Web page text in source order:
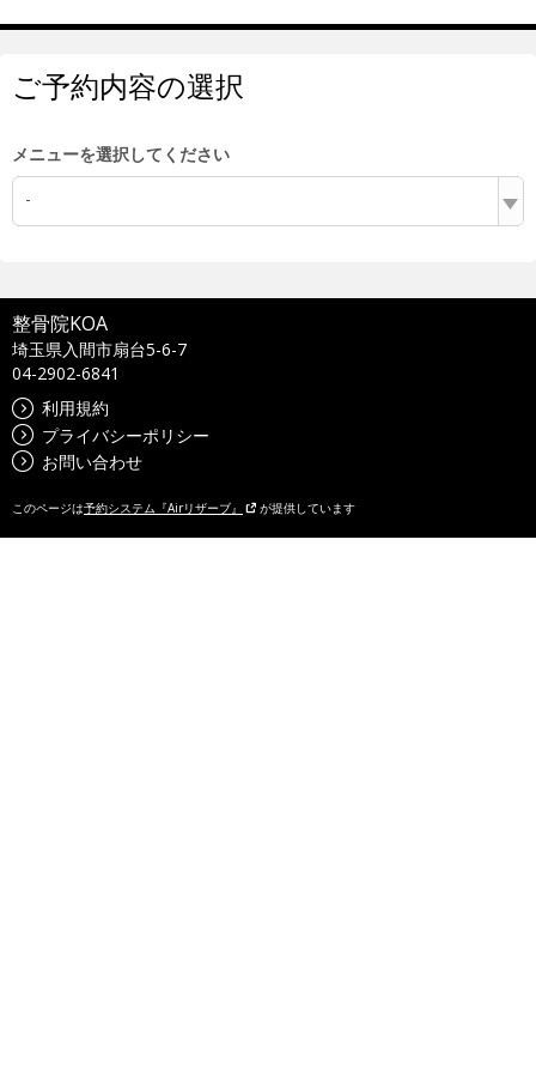
ご予約内容の選択
メニューを選択してください
-
整骨院KOA
埼玉県入間市扇台5-6-7
04-2902-6841
利用規約
プライバシーポリシー
お問い合わせ
このページは予約システム『Airリザーブ』 が提供しています